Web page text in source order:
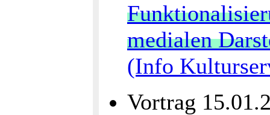
medialen
(Info
Vortrag